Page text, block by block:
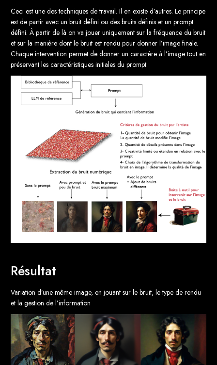
Ceci est une des techniques de travail. Il en existe d’autres. Le principe
est de partir avec un bruit défini ou des bruits définis et un prompt
défini. À partir de là on va jouer uniquement sur la fréquence du bruit
et sur la manière dont le bruit est rendu pour donner l’image finale.
Chaque intervention permet de donner un caractère à l’image tout en
préservant les caractéristiques initiales du prompt.
Résultat
Variation d’une même image, en jouant sur le bruit, le type de rendu
et la gestion de l’information